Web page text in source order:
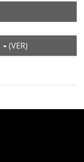
(VER)